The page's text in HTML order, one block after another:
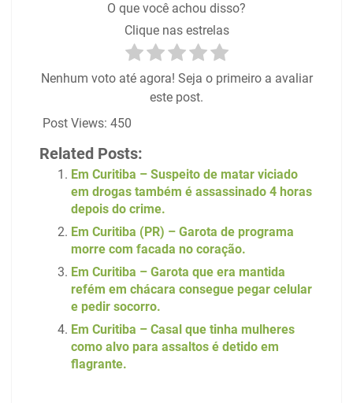
O que você achou disso?
Clique nas estrelas
Nenhum voto até agora! Seja o primeiro a avaliar
este post.
Post Views: 450
Related Posts:
Em Curitiba – Suspeito de matar viciado
em drogas também é assassinado 4 horas
depois do crime.
Em Curitiba (PR) – Garota de programa
morre com facada no coração.
Em Curitiba – Garota que era mantida
refém em chácara consegue pegar celular
e pedir socorro.
Em Curitiba – Casal que tinha mulheres
como alvo para assaltos é detido em
flagrante.